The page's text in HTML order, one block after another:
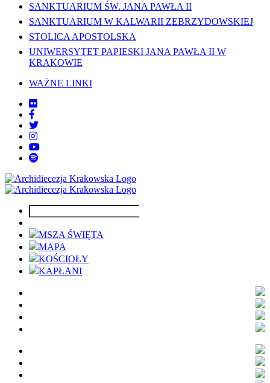
SANKTUARIUM ŚW. JANA PAWŁA II
SANKTUARIUM W KALWARII ZEBRZYDOWSKIEJ
STOLICA APOSTOLSKA
UNIWERSYTET PAPIESKI JANA PAWŁA II W
KRAKOWIE
WAŻNE LINKI
MSZA ŚWIĘTA
MAPA
KOŚCIOŁY
KAPŁANI